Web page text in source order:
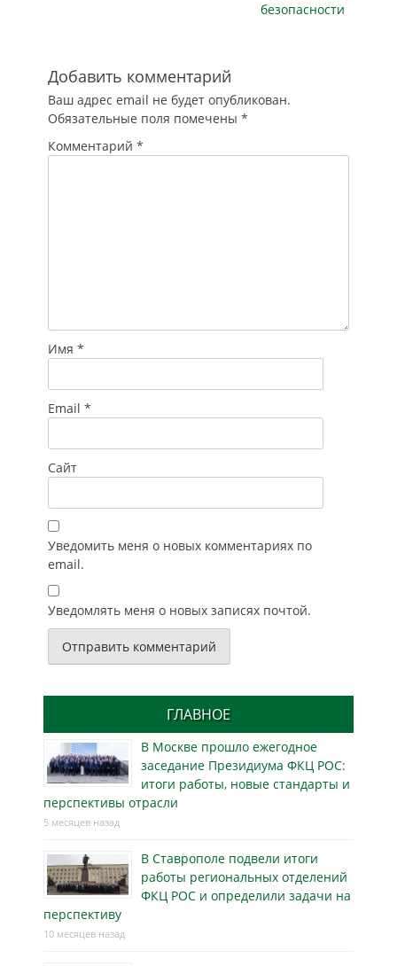
оснащены полным
зимним…
безопасности
Добавить комментарий
Ваш адрес email не будет опубликован.
Обязательные поля помечены *
Комментарий *
Имя *
Email *
Сайт
Уведомить меня о новых комментариях по
email.
Уведомлять меня о новых записях почтой.
ГЛАВНОЕ
В Москве прошло ежегодное
заседание Президиума ФКЦ РОС:
итоги работы, новые стандарты и
перспективы отрасли
5 месяцев назад
В Ставрополе подвели итоги
работы региональных отделений
ФКЦ РОС и определили задачи на
перспективу
10 месяцев назад